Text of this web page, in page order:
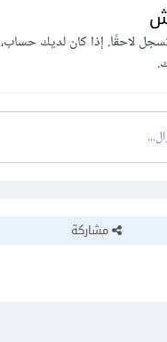
لاحقًا. إذا كان لديك حساب،
مشاركة